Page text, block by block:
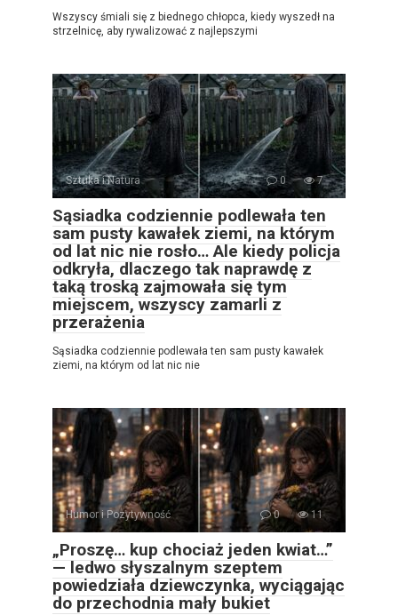
Wszyscy śmiali się z biednego chłopca, kiedy wyszedł na
strzelnicę, aby rywalizować z najlepszymi
Sztuka i Natura 0 7
Sąsiadka codziennie podlewała ten
sam pusty kawałek ziemi, na którym
od lat nic nie rosło… Ale kiedy policja
odkryła, dlaczego tak naprawdę z
taką troską zajmowała się tym
miejscem, wszyscy zamarli z
przerażenia
Sąsiadka codziennie podlewała ten sam pusty kawałek
ziemi, na którym od lat nic nie
Humor i Pozytywność 0 11
„Proszę… kup chociaż jeden kwiat…”
— ledwo słyszalnym szeptem
powiedziała dziewczynka, wyciągając
do przechodnia mały bukiet